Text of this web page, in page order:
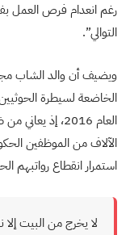
رغم انعدام فرص العمل
التوالي”.
ويضيف أن والد الشاب
العام 2016، إذ
الآلاف من الموظفين
استمرار انقطاع رواتبهم
لا يخرج من البيت إلا